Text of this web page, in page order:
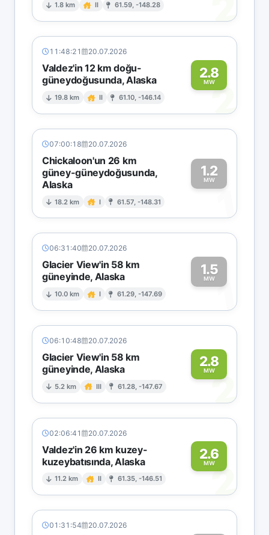
1.8 km II 61.59, -148.28
11:48:21 20.07.2026
Valdez'in 12 km doğu-
güneydoğusunda, Alaska
19.8 km II 61.10, -146.14
2.8
MW2
07:00:18 20.07.2026
Chickaloon'un 26 km
güney-güneydoğusunda,
Alaska
18.2 km I 61.57, -148.31
1.2
MW
1
06:31:40 20.07.2026
Glacier View'in 58 km
güneyinde, Alaska
10.0 km I 61.29, -147.69
1.5
MW1
06:10:48 20.07.2026
Glacier View'in 58 km
güneyinde, Alaska
5.2 km III 61.28, -147.67
2.8
MW
2
02:06:41 20.07.2026
Valdez'in 26 km kuzey-
kuzeybatısında, Alaska
11.2 km II 61.35, -146.51
2.6
MW2
01:31:54 20.07.2026